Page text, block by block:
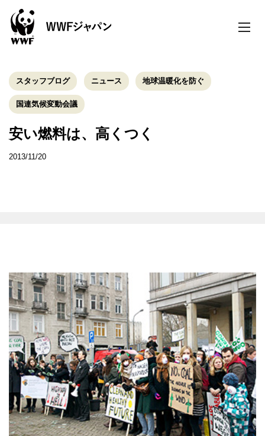
toggle
スタッフブログ ニュース 地球温暖化を防ぐ
国連気候変動会議
安い燃料は、高くつく
2013/11/20